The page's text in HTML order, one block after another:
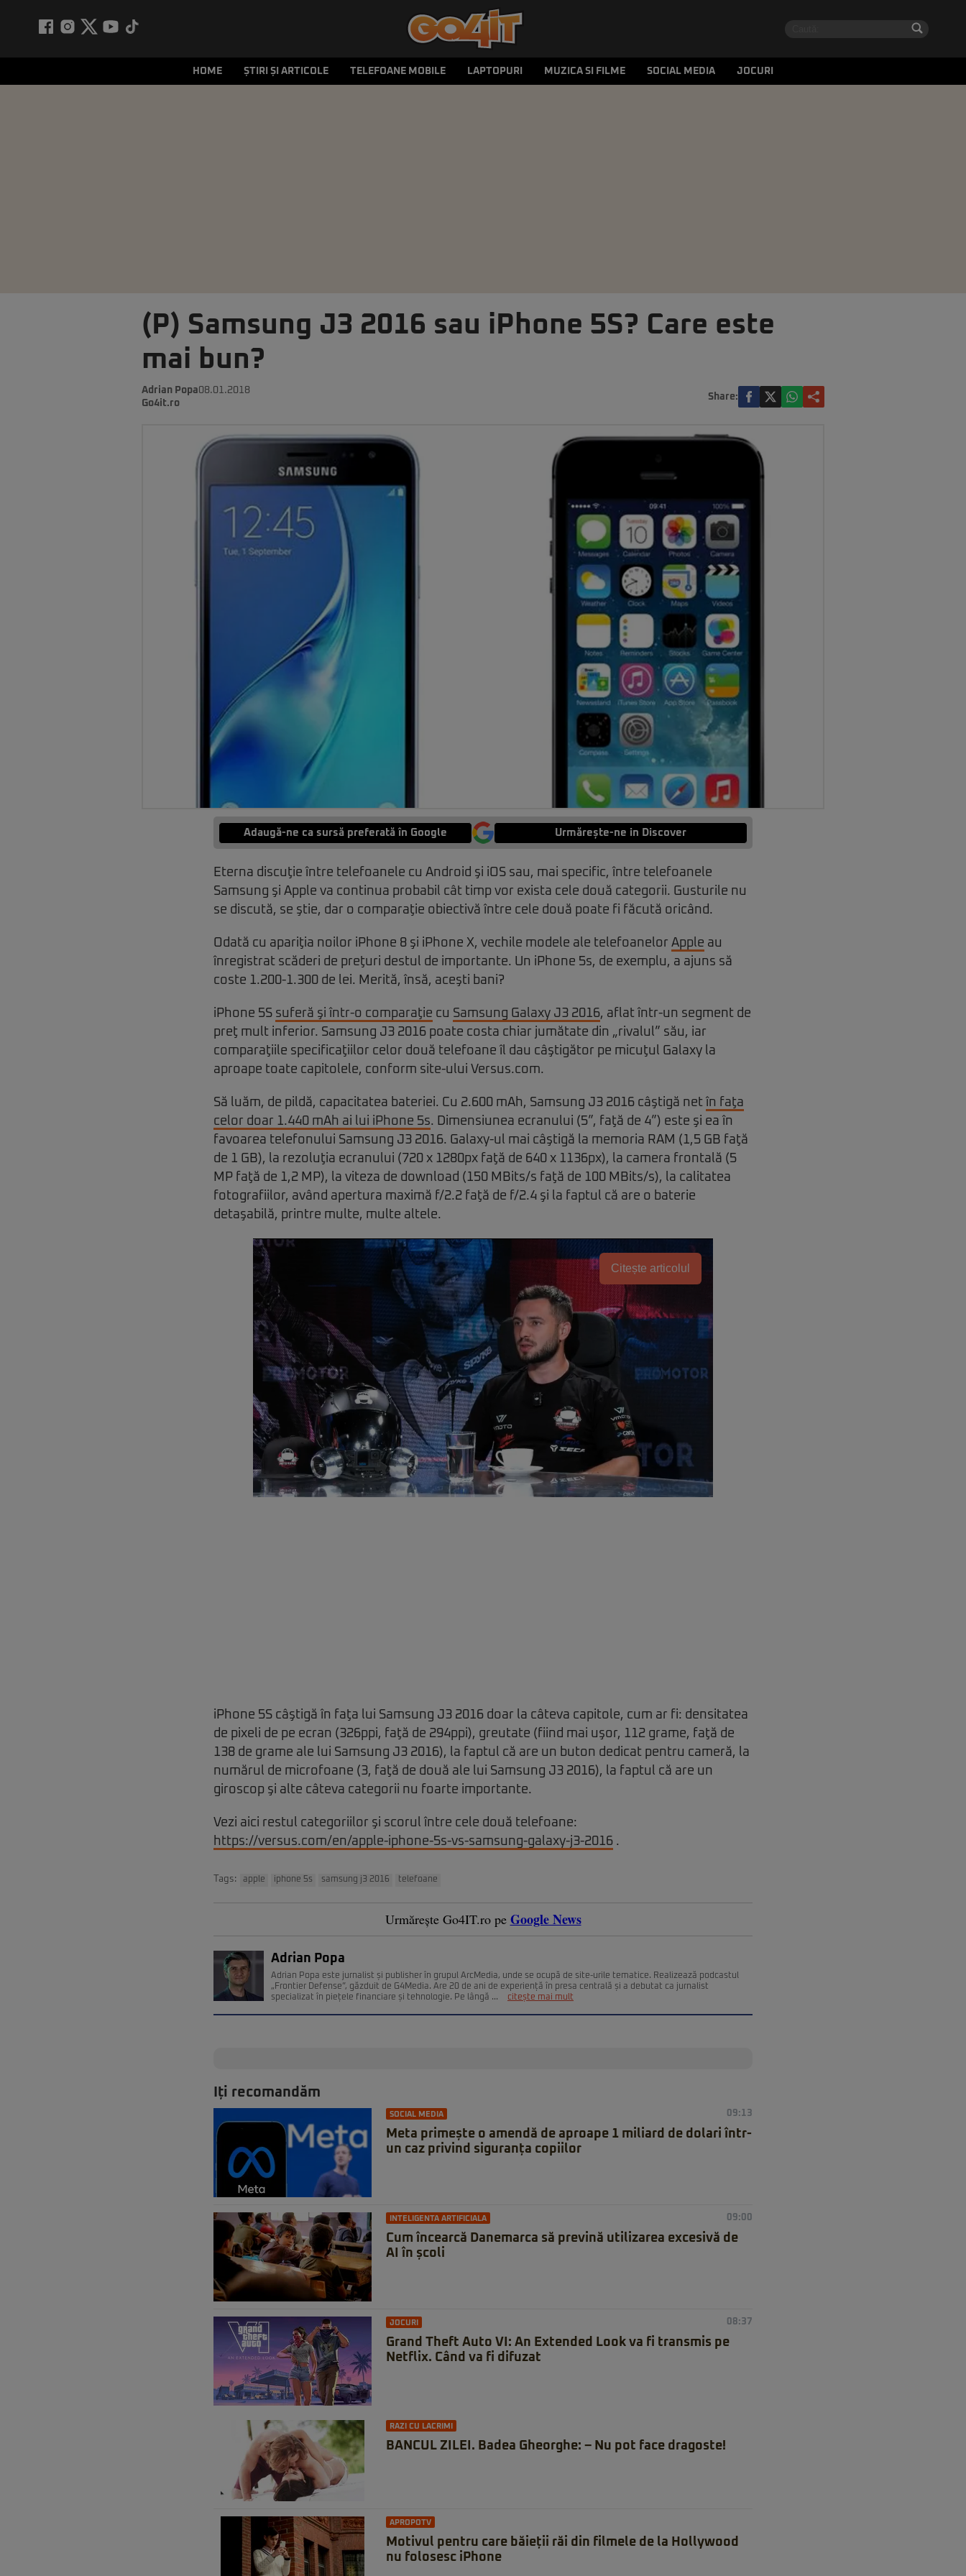
HOME ȘTIRI ȘI ARTICOLE TELEFOANE MOBILE LAPTOPURI MUZICA SI FILME SOCIAL MEDIA JOCURI
(P) Samsung J3 2016 sau iPhone 5S? Care este
mai bun?
Adrian Popa
Go4it.ro
08.01.2018
Share:
Adaugă-ne ca sursă preferată în Google Urmărește-ne in Discover
Eterna discuţie între telefoanele cu Android şi iOS sau, mai specific, între telefoanele
Samsung şi Apple va continua probabil cât timp vor exista cele două categorii. Gusturile nu
se discută, se ştie, dar o comparaţie obiectivă între cele două poate fi făcută oricând.
Odată cu apariţia noilor iPhone 8 şi iPhone X, vechile modele ale telefoanelor Apple au
înregistrat scăderi de preţuri destul de importante. Un iPhone 5s, de exemplu, a ajuns să
coste 1.200-1.300 de lei. Merită, însă, aceşti bani?
iPhone 5S suferă şi într-o comparaţie cu Samsung Galaxy J3 2016, aflat într-un segment de
preţ mult inferior. Samsung J3 2016 poate costa chiar jumătate din „rivalul” său, iar
comparaţiile specificaţiilor celor două telefoane îl dau câştigător pe micuţul Galaxy la
aproape toate capitolele, conform site-ului Versus.com.
Să luăm, de pildă, capacitatea bateriei. Cu 2.600 mAh, Samsung J3 2016 câştigă net în faţa
celor doar 1.440 mAh ai lui iPhone 5s. Dimensiunea ecranului (5”, faţă de 4”) este şi ea în
favoarea telefonului Samsung J3 2016. Galaxy-ul mai câştigă la memoria RAM (1,5 GB faţă
de 1 GB), la rezoluţia ecranului (720 x 1280px faţă de 640 x 1136px), la camera frontală (5
MP faţă de 1,2 MP), la viteza de download (150 MBits/s faţă de 100 MBits/s), la calitatea
fotografiilor, având apertura maximă f/2.2 faţă de f/2.4 şi la faptul că are o baterie
detaşabilă, printre multe, multe altele.
Citește articolul
iPhone 5S câştigă în faţa lui Samsung J3 2016 doar la câteva capitole, cum ar fi: densitatea
de pixeli de pe ecran (326ppi, faţă de 294ppi), greutate (fiind mai uşor, 112 grame, faţă de
138 de grame ale lui Samsung J3 2016), la faptul că are un buton dedicat pentru cameră, la
numărul de microfoane (3, faţă de două ale lui Samsung J3 2016), la faptul că are un
giroscop şi alte câteva categorii nu foarte importante.
Vezi aici restul categoriilor şi scorul între cele două telefoane:
https://versus.com/en/apple-iphone-5s-vs-samsung-galaxy-j3-2016 .
Tags: apple iphone 5s samsung j3 2016 telefoane
Urmărește Go4IT.ro pe Google News
Adrian Popa
Adrian Popa este jurnalist și publisher în grupul ArcMedia, unde se ocupă de site-urile tematice. Realizează podcastul
„Frontier Defense”, găzduit de G4Media. Are 20 de ani de experiență în presa centrală și a debutat ca jurnalist
specializat în piețele financiare și tehnologie. Pe lângă ...
citește mai mult
Iți recomandăm
SOCIAL MEDIA 09:13
Meta primește o amendă de aproape 1 miliard de dolari într-
un caz privind siguranța copiilor
INTELIGENTA ARTIFICIALA 09:00
Cum încearcă Danemarca să prevină utilizarea excesivă de
AI în școli
JOCURI 08:37
Grand Theft Auto VI: An Extended Look va fi transmis pe
Netflix. Când va fi difuzat
RAZI CU LACRIMI
BANCUL ZILEI. Badea Gheorghe: – Nu pot face dragoste!
APROPOTV
Motivul pentru care băieții răi din filmele de la Hollywood
nu folosesc iPhone